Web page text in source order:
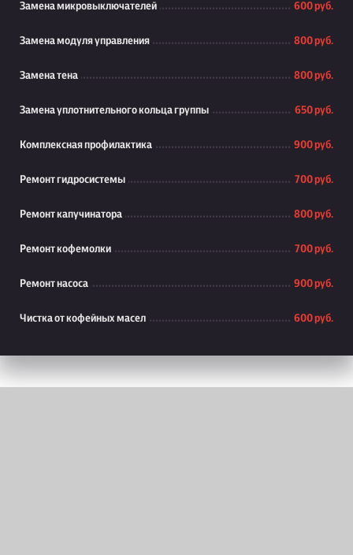
Замена микровыключателей 600 руб.
Замена модуля управления 800 руб.
Замена тена 800 руб.
Замена уплотнительного кольца группы 650 руб.
Комплексная профилактика 900 руб.
Ремонт гидросистемы 700 руб.
Ремонт капучинатора 800 руб.
Ремонт кофемолки 700 руб.
Ремонт насоса 900 руб.
Чистка от кофейных масел 600 руб.